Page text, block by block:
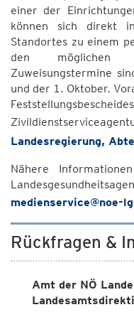
einer der
können sich direkt
Standortes zu einem
den möglichen
Zuweisungstermine
und der 1. Oktober.
Landesregierung,
Nähere
medienservice@noe-
Rückfragen &
Amt der NÖ